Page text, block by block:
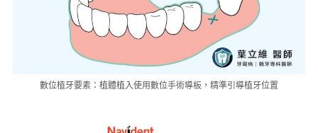
數位植牙要素：植體植入使用數位手術導板，精準引導植牙位置